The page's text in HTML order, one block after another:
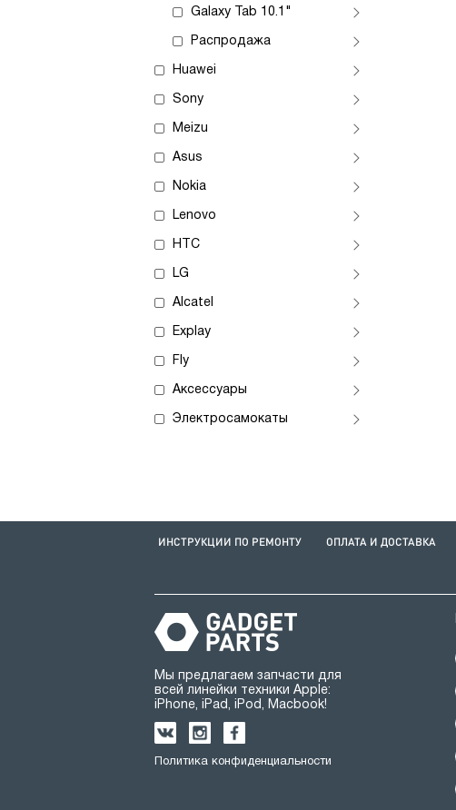
Galaxy Tab 10.1"
Распродажа
Huawei
Sony
Meizu
Asus
Nokia
Lenovo
HTC
LG
Alcatel
Explay
Fly
Аксессуары
Электросамокаты
ИНСТРУКЦИИ ПО РЕМОНТУ ОПЛАТА И ДОСТАВКА
Мы предлагаем запчасти для
всей линейки техники Apple:
iPhone, iPad, iPod, Macbook!
Политика конфиденциальности